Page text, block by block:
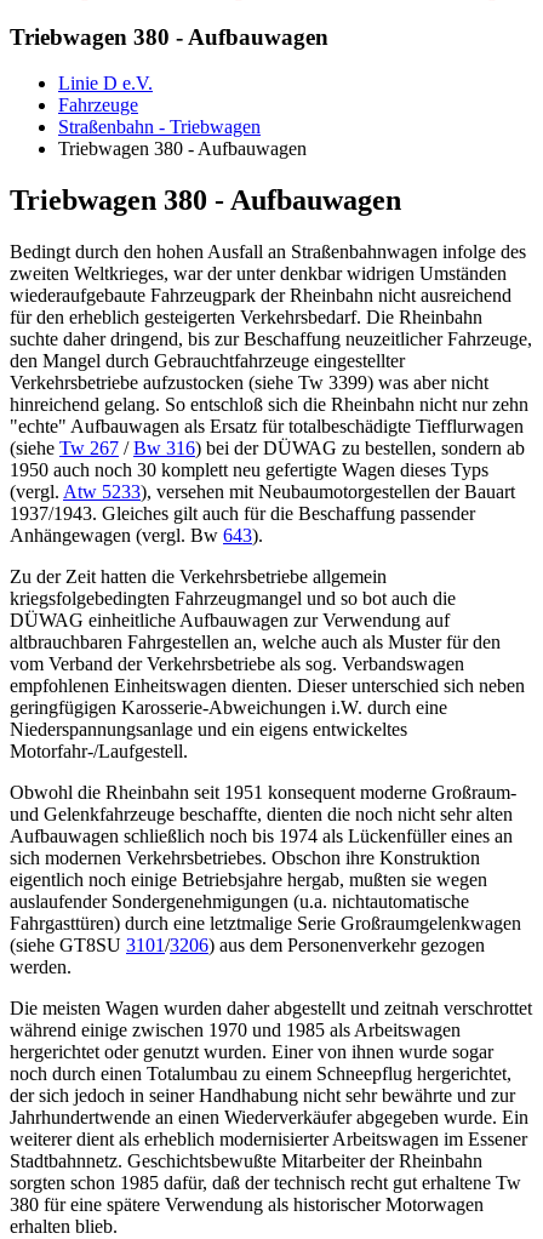
Triebwagen 380 - Aufbauwagen
Linie D e.V.
Fahrzeuge
Straßenbahn - Triebwagen
Triebwagen 380 - Aufbauwagen
Triebwagen 380 - Aufbauwagen
Bedingt durch den hohen Ausfall an Straßenbahnwagen infolge des
zweiten Weltkrieges, war der unter denkbar widrigen Umständen
wiederaufgebaute Fahrzeugpark der Rheinbahn nicht ausreichend
für den erheblich gesteigerten Verkehrsbedarf. Die Rheinbahn
suchte daher dringend, bis zur Beschaffung neuzeitlicher Fahrzeuge,
den Mangel durch Gebrauchtfahrzeuge eingestellter
Verkehrsbetriebe aufzustocken (siehe Tw 3399) was aber nicht
hinreichend gelang. So entschloß sich die Rheinbahn nicht nur zehn
"echte" Aufbauwagen als Ersatz für totalbeschädigte Tiefflurwagen
(siehe Tw 267 /Bw 316) bei der DÜWAG zu bestellen, sondern ab
1950 auch noch 30 komplett neu gefertigte Wagen dieses Typs
(vergl. Atw 5233), versehen mit Neubaumotorgestellen der Bauart
1937/1943. Gleiches gilt auch für die Beschaffung passender
Anhängewagen (vergl. Bw 643).
Zu der Zeit hatten die Verkehrsbetriebe allgemein
kriegsfolgebedingten Fahrzeugmangel und so bot auch die
DÜWAG einheitliche Aufbauwagen zur Verwendung auf
altbrauchbaren Fahrgestellen an, welche auch als Muster für den
vom Verband der Verkehrsbetriebe als sog. Verbandswagen
empfohlenen Einheitswagen dienten. Dieser unterschied sich neben
geringfügigen Karosserie-Abweichungen i.W. durch eine
Niederspannungsanlage und ein eigens entwickeltes
Motorfahr-/Laufgestell.
Obwohl die Rheinbahn seit 1951 konsequent moderne Großraum-
und Gelenkfahrzeuge beschaffte, dienten die noch nicht sehr alten
Aufbauwagen schließlich noch bis 1974 als Lückenfüller eines an
sich modernen Verkehrsbetriebes. Obschon ihre Konstruktion
eigentlich noch einige Betriebsjahre hergab, mußten sie wegen
auslaufender Sondergenehmigungen (u.a. nichtautomatische
Fahrgasttüren) durch eine letztmalige Serie Großraumgelenkwagen
(siehe GT8SU 3101/3206) aus dem Personenverkehr gezogen
werden.
Die meisten Wagen wurden daher abgestellt und zeitnah verschrottet
während einige zwischen 1970 und 1985 als Arbeitswagen
hergerichtet oder genutzt wurden. Einer von ihnen wurde sogar
noch durch einen Totalumbau zu einem Schneepflug hergerichtet,
der sich jedoch in seiner Handhabung nicht sehr bewährte und zur
Jahrhundertwende an einen Wiederverkäufer abgegeben wurde. Ein
weiterer dient als erheblich modernisierter Arbeitswagen im Essener
Stadtbahnnetz. Geschichtsbewußte Mitarbeiter der Rheinbahn
sorgten schon 1985 dafür, daß der technisch recht gut erhaltene Tw
380 für eine spätere Verwendung als historischer Motorwagen
erhalten blieb.